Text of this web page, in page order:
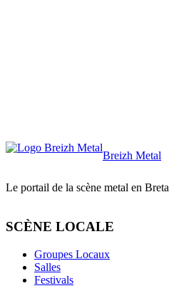
Breizh Metal
Le portail de la scène metal en
SCÈNE LOCALE
Groupes Locaux
Salles
Festivals